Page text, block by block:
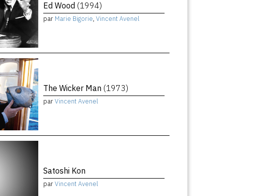
Ed Wood (1994)
par Marie Bigorie, Vincent Avenel
The Wicker Man (1973)
parVincent Avenel
Satoshi Kon
parVincent Avenel